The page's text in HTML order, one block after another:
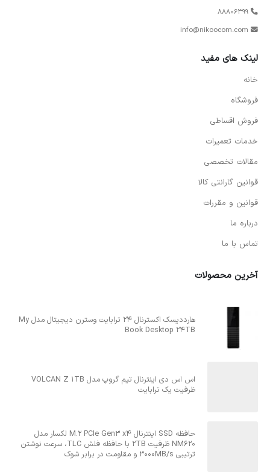
88806399
info@nikoocom.com
لینک های مفید
خانه
فروشگاه
فروش اقساطی
خدمات تعمیرات
مقالات تخصصی
قوانین گارانتی کالا
قوانین و مقررات
درباره ما
تماس با ما
آخرین محصولات
هارددیسک اکسترنال 24 ترابایت وسترن دیجیتال مدل My
Book Desktop 24TB
اس اس دی اینترنال تیم گروپ مدل VOLCAN Z 1TB
ظرفیت یک ترابایت
حافظه SSD اینترنال M.2 PCIe Gen3 x4 لکسار مدل
NM620 ظرفیت 2TB با حافظه فلش TLC، سرعت نوشتن
ترتیبی 3000MB/s و مقاومت در برابر شوک